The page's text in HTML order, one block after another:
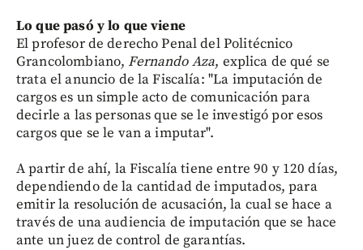
Lo que pasó y lo que viene
El profesor de derecho Penal del Politécnico
Grancolombiano,Fernando Aza, explica de qué se
trata el anuncio de la Fiscalía: "La imputación de
cargos es un simple acto de comunicación para
decirle a las personas que se le investigó por esos
cargos que se le van a imputar".
A partir de ahí, la Fiscalía tiene entre 90 y 120 días,
dependiendo de la cantidad de imputados, para
emitir la resolución de acusación, la cual se hace a
través de una audiencia de imputación que se hace
ante un juez de control de garantías.